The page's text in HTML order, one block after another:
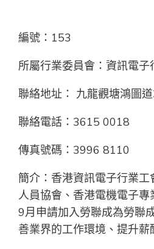
編號：153
所屬行業委員會：資訊電子
聯絡地址： 九龍觀塘鴻圖
聯絡電話：3615 0018
傳真號碼：3996 8110
簡介：香港資訊電子行業
人員協會、香港電機電子
9月申請加入勞聯成為勞聯
善業界的工作環境、提升